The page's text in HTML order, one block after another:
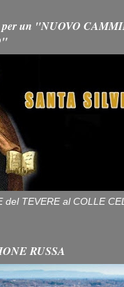
per un "NUOVO
del TEVERE al COLLE
RUSSA